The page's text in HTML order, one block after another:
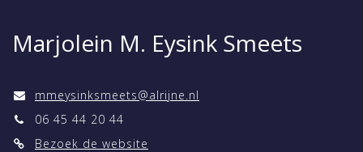
Marjolein M. Eysink Smeets
mmeysinksmeets@alrijne.nl
06 45 44 20 44
Bezoek de website